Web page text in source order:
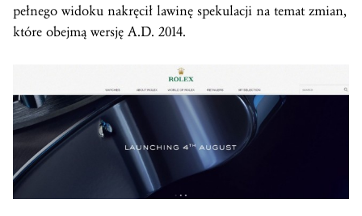
pełnego widoku nakręcił lawinę spekulacji na temat zmian,
które obejmą wersję A.D. 2014.